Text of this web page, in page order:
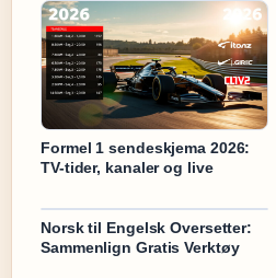
Formel 1 sendeskjema 2026:
TV-tider, kanaler og live
Norsk til Engelsk Oversetter:
Sammenlign Gratis Verktøy